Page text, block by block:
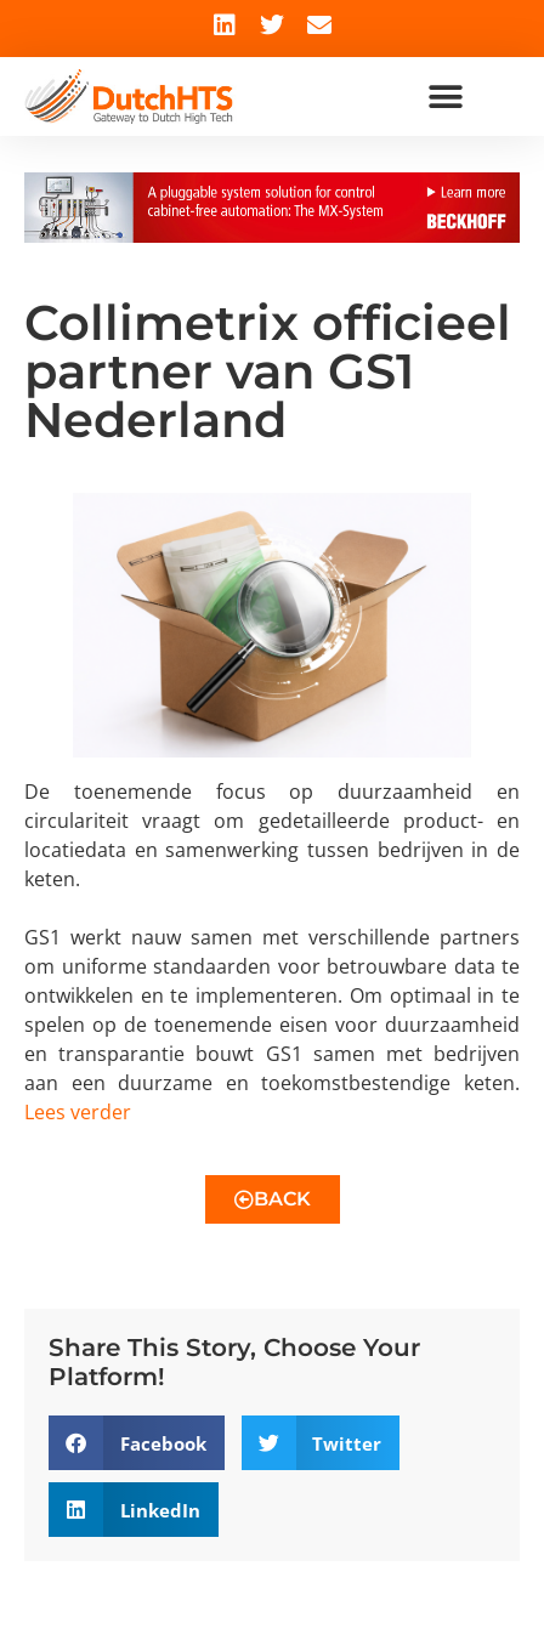
Collimetrix officieel
partner van GS1
Nederland
De toenemende focus op duurzaamheid en
circulariteit vraagt om gedetailleerde product- en
locatiedata en samenwerking tussen bedrijven in de
keten.
GS1 werkt nauw samen met verschillende partners
om uniforme standaarden voor betrouwbare data te
ontwikkelen en te implementeren. Om optimaal in te
spelen op de toenemende eisen voor duurzaamheid
en transparantie bouwt GS1 samen met bedrijven
aan een duurzame en toekomstbestendige keten.
Lees verder
BACK
Share This Story, Choose Your
Platform!
Facebook Twitter
LinkedIn